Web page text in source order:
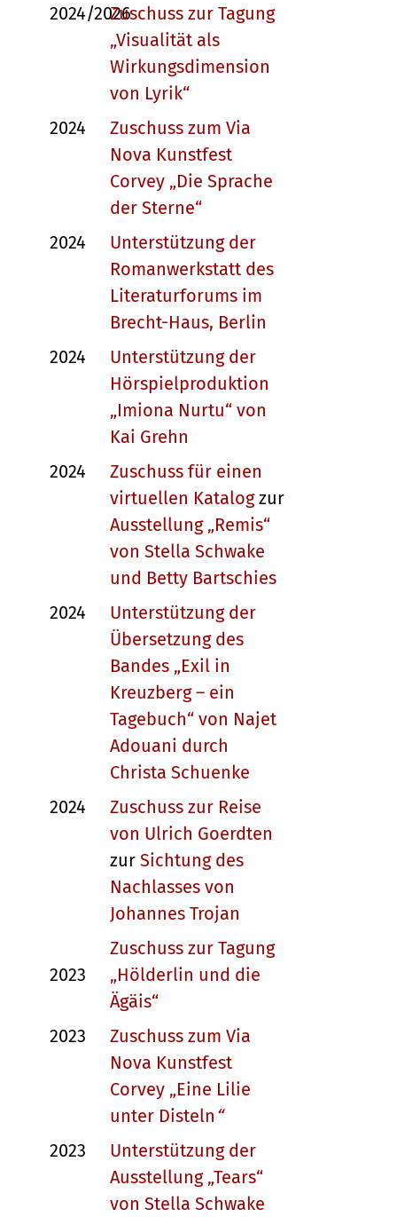
2024/2026Zuschuss zur Tagung
„Visualität als
Wirkungsdimension
von Lyrik“
2024
Zuschuss zum Via
Nova Kunstfest
Corvey „Die Sprache
der Sterne“
2024
Unterstützung der
Romanwerkstatt des
Literaturforums im
Brecht-Haus, Berlin
2024
Unterstützung der
Hörspielproduktion
„Imiona Nurtu“ von
Kai Grehn
2024
Zuschuss für einen
virtuellen Katalogzur
Ausstellung „Remis“
von Stella Schwake
und Betty Bartschies
2024
Unterstützung der
Übersetzung des
Bandes „Exil in
Kreuzberg – ein
Tagebuch“ von Najet
Adouani durch
Christa Schuenke
2024
Zuschuss zur Reise
von Ulrich Goerdten
zurSichtung des
Nachlasses von
Johannes Trojan
2023
Zuschuss zur Tagung
„Hölderlin und die
Ägäis“
2023
Zuschuss zum Via
Nova Kunstfest
Corvey „Eine Lilie
unter Disteln “
2023
Unterstützung der
Ausstellung „Tears“
von Stella Schwake